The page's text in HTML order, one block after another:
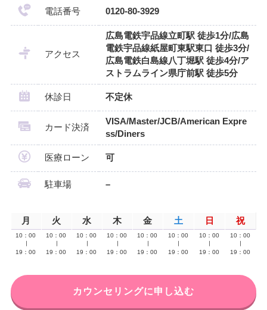
電話番号 0120-80-3929
アクセス
広島電鉄宇品線立町駅 徒歩1分/広島
電鉄宇品線紙屋町東駅東口 徒歩3分/
広島電鉄白島線八丁堀駅 徒歩4分/ア
ストラムライン県庁前駅 徒歩5分
休診日 不定休
カード決済
VISA/Master/JCB/American Expre
ss/Diners
医療ローン 可
駐車場 –
月 火 水 木 金 土 日 祝
10：00
19：00
10：00
19：00
10：00
19：00
10：00
19：00
10：00
19：00
10：00
19：00
10：00
19：00
10：00
19：00
カウンセリングに申し込む